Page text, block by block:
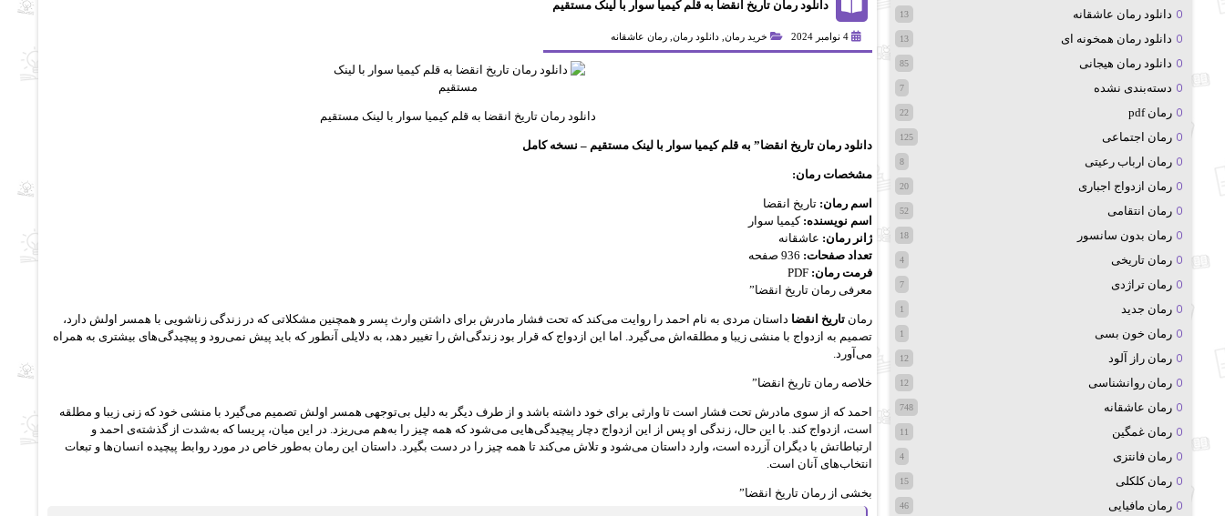
دانلود رمان تاریخ انقضا به قلم کیمیا سوار با لینک مستقیم
4 نوامبر 2024 خرید رمان دانلود رمان رمان عاشقانه
دانلود رمان تاریخ انقضا به قلم کیمیا سوار با لینک مستقیم
دانلود رمان تاریخ انقضا” به قلم کیمیا سوار با لینک مستقیم – نسخه کامل
مشخصات رمان:
اسم رمان: تاریخ انقضا
اسم نویسنده: کیمیا سوار
ژانر رمان: عاشقانه
تعداد صفحات:
فرمت رمان:
معرفی رمان تاریخ انقضا”
رمان تاریخ انقضا داستان مردی به نام احمد را روایت می‌کند که تحت فشار مادرش برای داشتن وارث پسر و همچنین مشکلاتی که در زندگی زناشویی با همسر اولش دارد،
تصمیم به ازدواج با منشی زیبا و مطلقه‌اش می‌گیرد. اما این ازدواج که قرار بود زندگی‌اش را تغییر دهد، به دلایلی آنطور که باید پیش نمی‌رود و پیچیدگی‌های بیشتری به همراه
می‌آورد.
خلاصه رمان تاریخ انقضا”
احمد که از سوی مادرش تحت فشار است تا وارثی برای خود داشته باشد و از طرف دیگر به دلیل بی‌توجهی همسر اولش تصمیم می‌گیرد با منشی خود که زنی زیبا و مطلقه
است، ازدواج کند. با این حال، زندگی او پس از این ازدواج دچار پیچیدگی‌هایی می‌شود که همه چیز را به‌هم می‌ریزد. در این میان، پریسا که به‌شدت از گذشته‌ی احمد و
ارتباطاتش با دیگران آزرده است، وارد داستان می‌شود و تلاش می‌کند تا همه چیز را در دست بگیرد. داستان این رمان به‌طور خاص در مورد روابط پیچیده انسان‌ها و تبعات
انتخاب‌های آنان است.
بخشی از رمان تاریخ انقضا”
دانلود رمان عاشقانه 13
دانلود رمان همخونه ای 13
دانلود رمان هیجانی 85
دسته‌بندی نشده 7
رمان pdf 22
رمان اجتماعی 125
رمان ارباب رعیتی 8
رمان ازدواج اجباری 20
رمان انتقامی 52
رمان بدون سانسور 18
رمان تاریخی 4
رمان تراژدی 7
رمان جدید 1
رمان خون بسی 1
رمان راز آلود 12
رمان روانشناسی 12
رمان عاشقانه 748
رمان غمگین 11
رمان فانتزی 4
رمان کلکلی 15
رمان مافیایی 46